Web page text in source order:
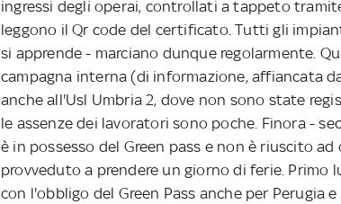
ingressi degli operai, controllati a tappeto
leggono il Qr code del certificato. Tutti gli
si apprende - marciano dunque regolarmente.
campagna interna (di informazione, affiancata
anche all'Usl Umbria 2, dove non sono state
le assenze dei lavoratori sono poche. Finora -
è in possesso del Green pass e non è riuscito
provveduto a prendere un giorno di ferie. Primo
con l'obbligo del Green Pass anche per Perugia